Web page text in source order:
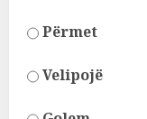
Përmet
Velipojë